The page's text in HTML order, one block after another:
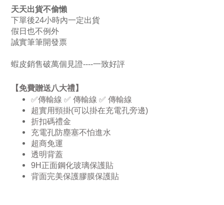
天天出貨不偷懶
下單後24小時內一定出貨
假日也不例外
誠實筆筆開發票
蝦皮銷售破萬個見證----一致好評
【免費贈送八大禮】
✅傳輸線 ✅ 傳輸線 ✅ 傳輸線
超實用頸掛(可以掛在充電孔旁邊)
折扣碼禮金
充電孔防塵塞不怕進水
超商免運
透明背蓋
9H 正面鋼化玻璃保護貼
背面完美保護膠膜保護貼